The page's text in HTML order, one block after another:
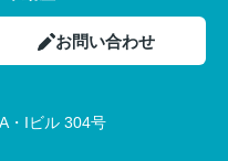
お問い合わせ
・Iビル 304号